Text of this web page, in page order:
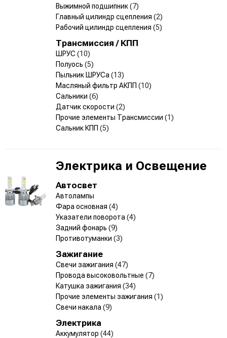
Выжимной подшипник(7)
Главный цилиндр сцепления (2)
Рабочий цилиндр сцепления (5)
Трансмиссия / КПП
ШРУС (10)
Полуось (5)
Пыльник ШРУСа (13)
Масляный фильтр АКПП (10)
Сальники (6)
Датчик скорости (2)
Прочие элементы Трансмиссии (1)
Сальник КПП (5)
Электрика и Освещение
Автосвет
Автолампы
Фара основная (4)
Указатели поворота (4)
Задний фонарь (9)
Противотуманки (3)
Зажигание
Свечи зажигания (47)
Провода высоковольтные (7)
Катушка зажигания (34)
Прочие элементы зажигания (1)
Свечи накала (9)
Электрика
Аккумулятор (44)